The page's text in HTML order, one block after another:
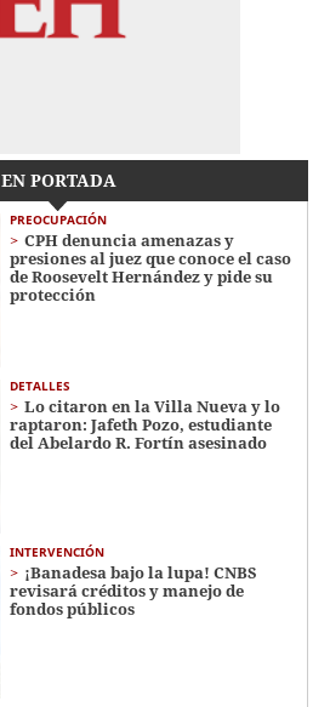
EN PORTADA
PREOCUPACIÓN
CPH denuncia amenazas y
presiones al juez que conoce el caso
de Roosevelt Hernández y pide su
protección
DETALLES
Lo citaron en la Villa Nueva y lo
raptaron: Jafeth Pozo, estudiante
del Abelardo R. Fortín asesinado
INTERVENCIÓN
¡Banadesa bajo la lupa! CNBS
revisará créditos y manejo de
fondos públicos